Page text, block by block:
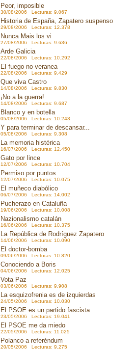
Peor, imposible
30/08/2006 Lecturas: 9.067
Historia de España, Zapatero suspenso
29/08/2006 Lecturas: 12.378
Nunca Mais los vi
27/08/2006 Lecturas: 9.636
Arde Galicia
22/08/2006 Lecturas: 10.292
El fuego no veranea
22/08/2006 Lecturas: 9.429
Que viva Castro
14/08/2006 Lecturas: 9.830
¡No a la guerra!
14/08/2006 Lecturas: 9.687
Blanco y en botella
05/08/2006 Lecturas: 10.243
Y para terminar de descansar...
05/08/2006 Lecturas: 9.308
La memoria histérica
16/07/2006 Lecturas: 12.450
Gato por lince
12/07/2006 Lecturas: 10.704
Permiso por puntos
12/07/2006 Lecturas: 10.075
El muñeco diabólico
06/07/2006 Lecturas: 14.002
Pucherazo en Cataluña
19/06/2006 Lecturas: 10.008
Nazionalismo catalán
16/06/2006 Lecturas: 10.375
La República de Rodríguez Zapatero
14/06/2006 Lecturas: 10.090
El doctor-bomba
09/06/2006 Lecturas: 10.820
Conociendo a Boris
04/06/2006 Lecturas: 12.025
Vota Paz
03/06/2006 Lecturas: 9.908
La esquizofrenia es de izquierdas
24/05/2006 Lecturas: 10.030
El PSOE es un partido fascista
23/05/2006 Lecturas: 19.041
El PSOE me da miedo
22/05/2006 Lecturas: 11.025
Polanco a referéndum
20/05/2006 Lecturas: 9.275